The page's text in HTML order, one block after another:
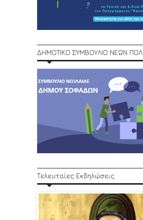
ΔΗΜΟΤΙΚΟ ΣΥΜΒΟΥΛΙΟ ΝΕΩΝ
Τελευταίες Εκδηλώσεις